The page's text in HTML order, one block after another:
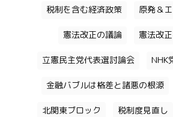
税制を含む経済政策 原発＆
憲法改正の議論 憲法改
立憲民主党代表選討論会 NHK
金融バブルは格差と諸悪の根源
北関東ブロック 税制度見直し